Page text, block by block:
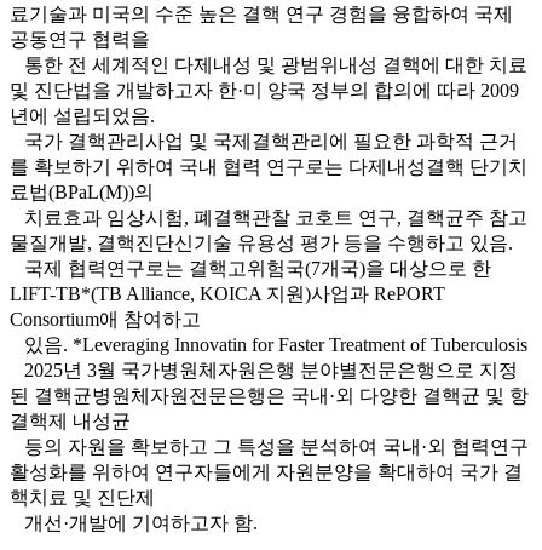
료기술과 미국의 수준 높은 결핵 연구 경험을 융합하여 국제
공동연구 협력을
통한 전 세계적인 다제내성 및 광범위내성 결핵에 대한 치료
및 진단법을 개발하고자 한·미 양국 정부의 합의에 따라 2009
년에 설립되었음.
국가 결핵관리사업 및 국제결핵관리에 필요한 과학적 근거
를 확보하기 위하여 국내 협력 연구로는 다제내성결핵 단기치
료법(BPaL(M))의
치료효과 임상시험, 폐결핵관찰 코호트 연구, 결핵균주 참고
물질개발, 결핵진단신기술 유용성 평가 등을 수행하고 있음.
국제 협력연구로는 결핵고위험국(7개국)을 대상으로 한
LIFT-TB*(TB Alliance, KOICA 지원)사업과 RePORT
Consortium애 참여하고
있음. *Leveraging Innovatin for Faster Treatment of Tuberculosis
2025년 3월 국가병원체자원은행 분야별전문은행으로 지정
된 결핵균병원체자원전문은행은 국내·외 다양한 결핵균 및 항
결핵제 내성균
등의 자원을 확보하고 그 특성을 분석하여 국내·외 협력연구
활성화를 위하여 연구자들에게 자원분양을 확대하여 국가 결
핵치료 및 진단제
개선·개발에 기여하고자 함.